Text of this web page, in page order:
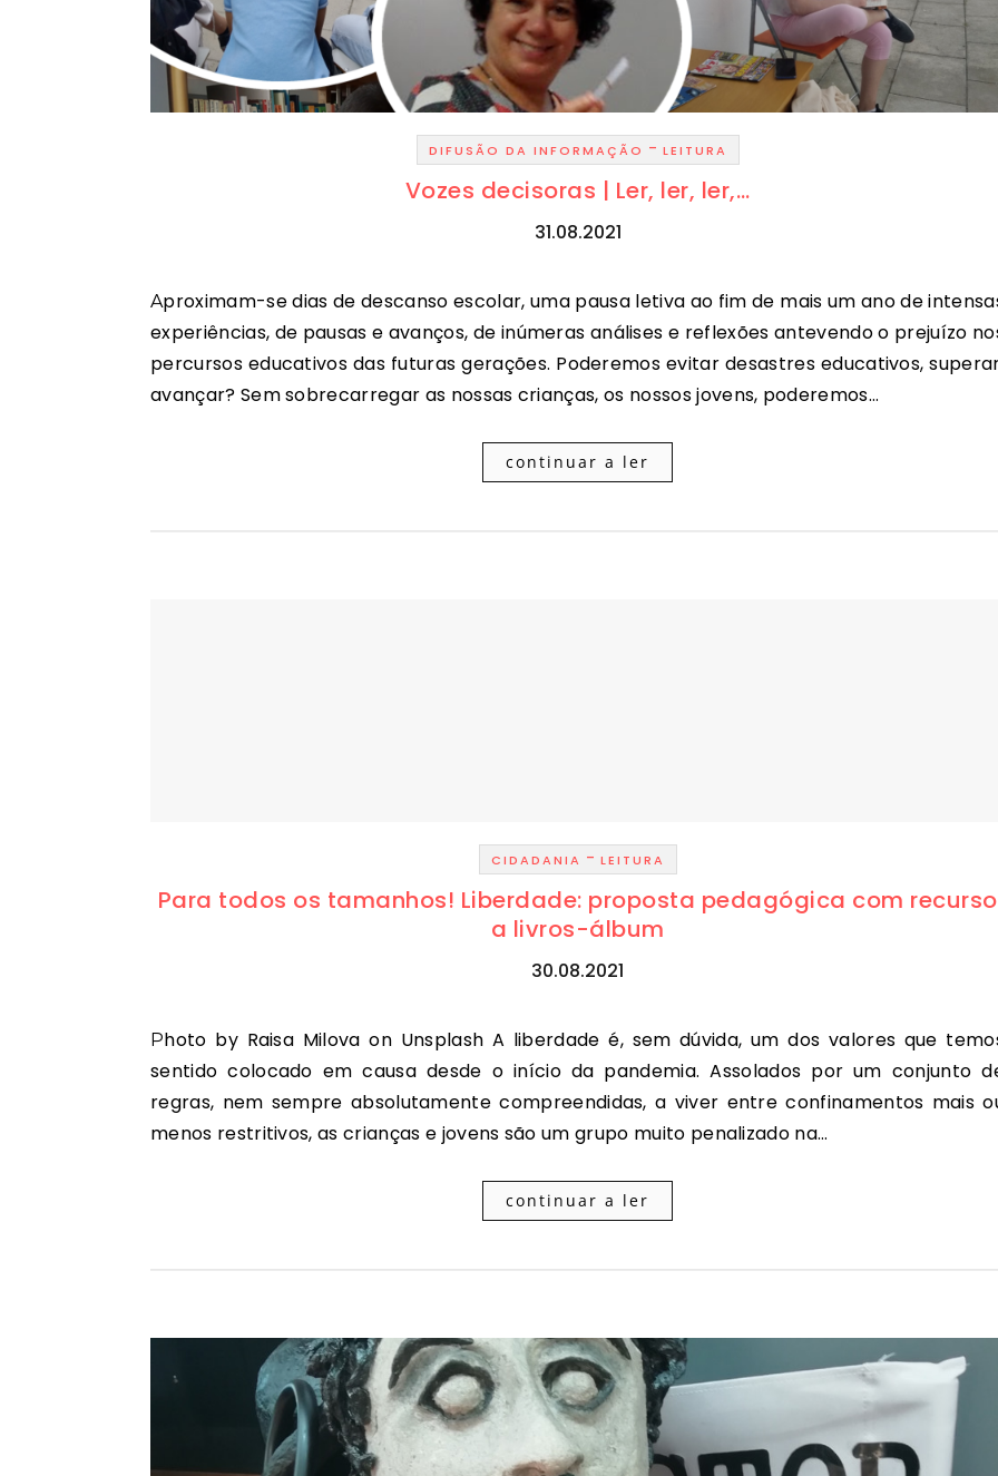
DIFUSÃO DA INFORMAÇÃO - LEITURA
Vozes decisoras | Ler, ler, ler,…
31.08.2021
Aproximam-se dias de descanso escolar, uma pausa letiva ao fim de mais um ano de intensas
experiências, de pausas e avanços, de inúmeras análises e reflexões antevendo o prejuízo
percursos educativos das futuras gerações. Poderemos evitar desastres educativos,
avançar? Sem sobrecarregar as nossas crianças, os nossos jovens, poderemos…
continuar a ler
CIDADANIA - LEITURA
Para todos os tamanhos! Liberdade: proposta pedagógica com recurso
a livros-álbum
30.08.2021
Photo by Raisa Milova on Unsplash A liberdade é, sem dúvida, um dos valores que temos
sentido colocado em causa desde o início da pandemia. Assolados por um conjunto
regras, nem sempre absolutamente compreendidas, a viver entre confinamentos mais
menos restritivos, as crianças e jovens são um grupo muito penalizado na…
continuar a ler